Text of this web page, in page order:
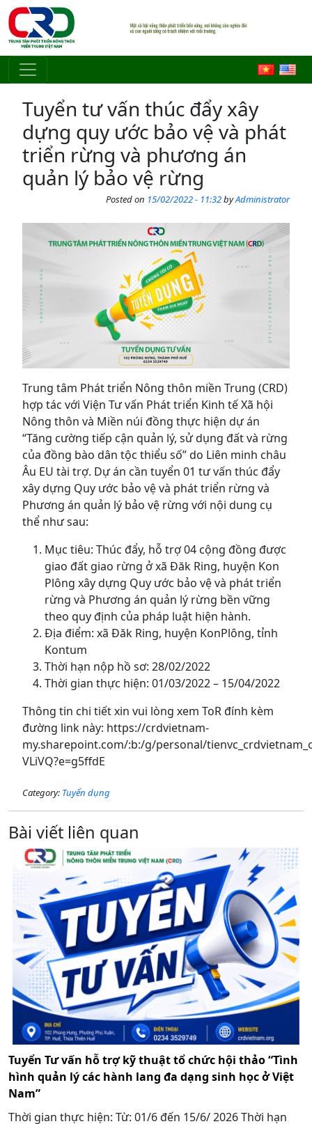
Skip to main content
Tuyển tư vấn thúc đẩy xây
dựng quy ước bảo vệ và phát
triển rừng và phương án
quản lý bảo vệ rừng
Posted on 15/02/2022 - 11:32byAdministrator
Trung tâm Phát triển Nông thôn miền Trung (CRD)
hợp tác với Viện Tư vấn Phát triển Kinh tế Xã hội
Nông thôn và Miền núi đồng thực hiện dự án
“Tăng cường tiếp cận quản lý, sử dụng đất và rừng
của đồng bào dân tộc thiểu số” do Liên minh châu
Âu EU tài trợ. Dự án cần tuyển 01 tư vấn thúc đẩy
xây dựng Quy ước bảo vệ và phát triển rừng và
Phương án quản lý bảo vệ rừng với nội dung cụ
thể như sau:
Mục tiêu: Thúc đẩy, hỗ trợ 04 cộng đồng được
giao đất giao rừng ở xã Đăk Ring, huyện Kon
Plông xây dựng Quy ước bảo vệ và phát triển
rừng và Phương án quản lý rừng bền vững
theo quy định của pháp luật hiện hành.
Địa điểm: xã Đăk Ring, huyện KonPlông, tỉnh
Kontum
Thời hạn nộp hồ sơ: 28/02/2022
Thời gian thực hiện: 01/03/2022 – 15/04/2022
Thông tin chi tiết xin vui lòng xem ToR đính kèm
đường link này: https://crdvietnam-
my.sharepoint.com/:b:/g/personal/
VLiVQ?e=g5ffdE
Category: Tuyển dụng
Bài viết liên quan
Tuyển Tư vấn hỗ trợ kỹ thuật tổ chức hội thảo “Tình
hình quản lý các hành lang đa dạng sinh học ở Việt
Nam”
Thời gian thực hiện: Từ: 01/6 đến 15/6/ 2026 Thời hạn